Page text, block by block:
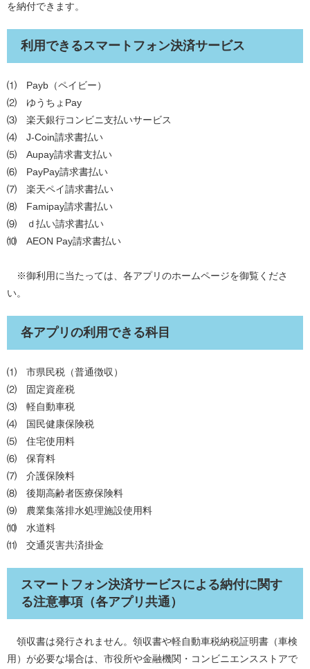
を納付できます。
利用できるスマートフォン決済サービス
⑴ Payb（ペイビー）
⑵ ゆうちょPay
⑶ 楽天銀行コンビニ支払いサービス
⑷ J-Coin請求書払い
⑸ Aupay請求書支払い
⑹ PayPay請求書払い
⑺ 楽天ペイ請求書払い
⑻ Famipay請求書払い
⑼ ｄ払い請求書払い
⑽ AEON Pay請求書払い
※御利用に当たっては、各アプリのホームページを御覧くださ
い。
各アプリの利用できる科目
⑴ 市県民税（普通徴収）
⑵ 固定資産税
⑶ 軽自動車税
⑷ 国民健康保険税
⑸ 住宅使用料
⑹ 保育料
⑺ 介護保険料
⑻ 後期高齢者医療保険料
⑼ 農業集落排水処理施設使用料
⑽ 水道料
⑾ 交通災害共済掛金
スマートフォン決済サービスによる納付に関す
る注意事項（各アプリ共通）
領収書は発行されません。領収書や軽自動車税納税証明書（車検
用）が必要な場合は、市役所や金融機関・コンビニエンスストアで